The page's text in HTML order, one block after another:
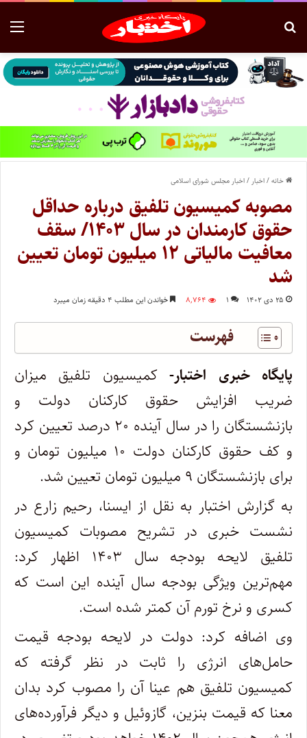
خانه/اخبار /اخبار مجلس شورای اسلامی
مصوبه کمیسیون تلفیق درباره حداقل
حقوق کارمندان در سال ۱۴۰۳/ سقف
معافیت مالیاتی ۱۲ میلیون تومان تعیین
شد
۲۵ دی ۱۴۰۲ ۱ ۸,۷۶۴ خواندن این مطلب ۴ دقیقه زمان میبرد
فهرست
پایگاه خبری اختبار-کمیسیون تلفیق میزان
ضریب افزایش حقوق کارکنان دولت و
بازنشستگان را در سال آینده ۲۰ درصد تعیین کرد
و کف حقوق کارکنان دولت ۱۰ میلیون تومان و
برای بازنشستگان ۹ میلیون تومان تعیین شد.
به گزارش اختبار به نقل از ایسنا، رحیم زارع در
نشست خبری در تشریح مصوبات کمیسیون
تلفیق لایحه بودجه سال ۱۴۰۳ اظهار کرد:
مهم‌ترین ویژگی بودجه سال آینده این است که
کسری و نرخ تورم آن کمتر شده است.
وی اضافه کرد: دولت در لایحه بودجه قیمت
حامل‌های انرژی را ثابت در نظر گرفته که
کمیسیون تلفیق هم عینا آن را مصوب کرد بدان
معنا که قیمت بنزین، گازوئیل و دیگر فرآورده‌های